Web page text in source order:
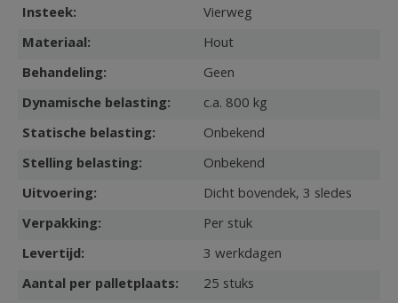
Insteek:
Vierweg
Materiaal:
Hout
Behandeling:
Geen
Dynamische belasting:
c.a. 800 kg
Statische belasting:
Onbekend
Stelling belasting:
Onbekend
Uitvoering:
Dicht bovendek, 3 sledes
Verpakking:
Per stuk
Levertijd:
3 werkdagen
Aantal per palletplaats:
25 stuks